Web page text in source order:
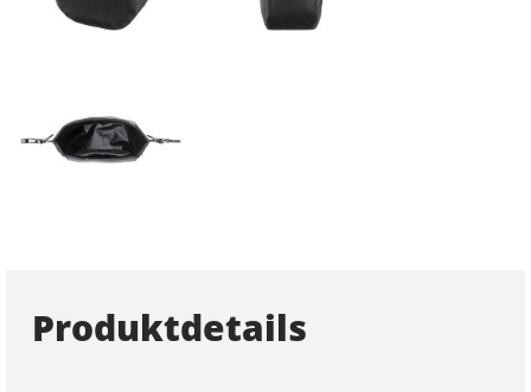
Produktdetails